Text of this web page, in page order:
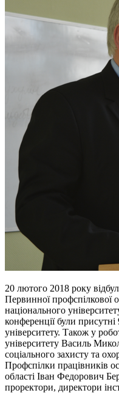
20 лютого 2018 року
Первинної профспілкової
національного
конференції були присутні
університету. Також у
університету Василь
соціального захисту та
Профспілки працівників
області Іван Федорович
проректори, директори